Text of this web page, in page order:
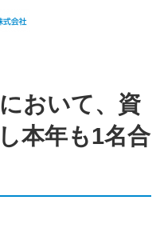
おいて、資
本年も1名合